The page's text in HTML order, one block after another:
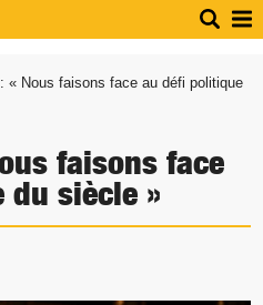
« Nous faisons face au défi politique
faisons face
siècle »